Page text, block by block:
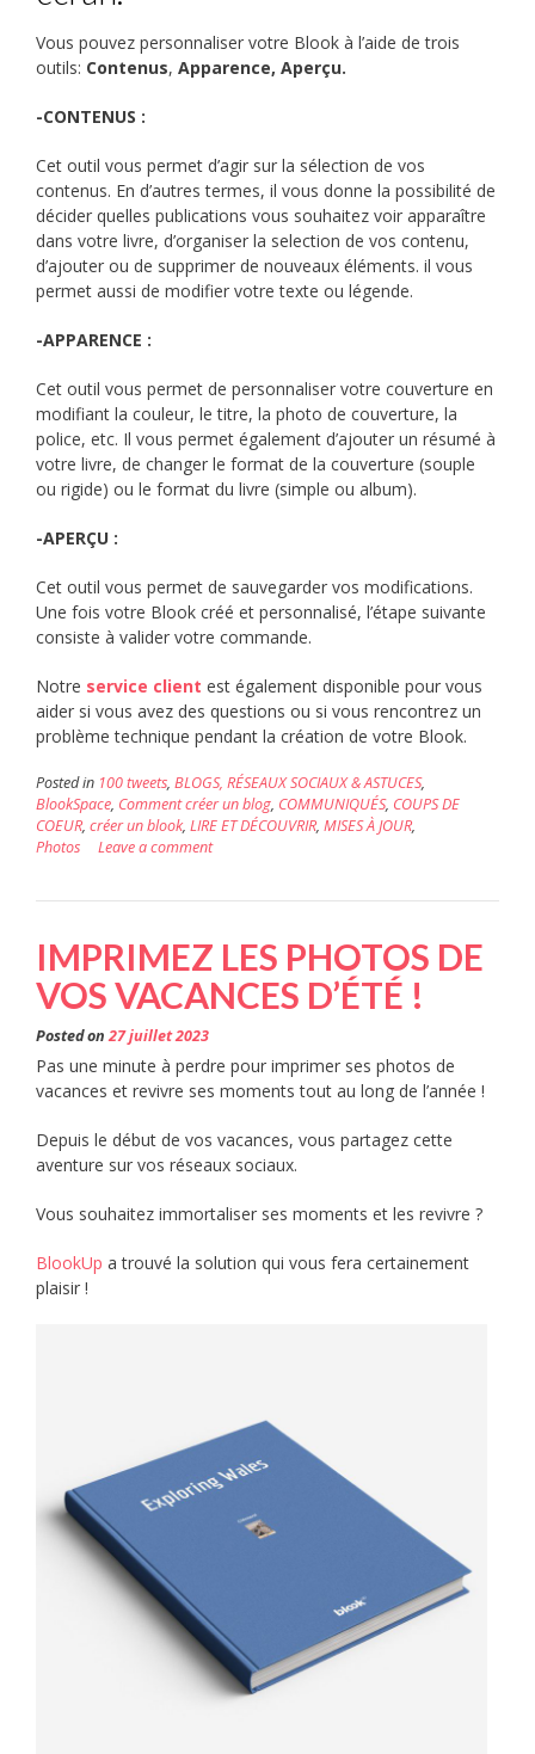
Vous pouvez personnaliser votre Blook à l’aide de trois
outils: Contenus, Apparence, Aperçu.
-CONTENUS :
Cet outil vous permet d’agir sur la sélection de vos
contenus. En d’autres termes, il vous donne la possibilité de
décider quelles publications vous souhaitez voir apparaître
dans votre livre, d’organiser la selection de vos contenu,
d’ajouter ou de supprimer de nouveaux éléments. il vous
permet aussi de modifier votre texte ou légende.
-APPARENCE :
Cet outil vous permet de personnaliser votre couverture en
modifiant la couleur, le titre, la photo de couverture, la
police, etc. Il vous permet également d’ajouter un résumé à
votre livre, de changer le format de la couverture (souple
ou rigide) ou le format du livre (simple ou album).
-APERÇU :
Cet outil vous permet de sauvegarder vos modifications.
Une fois votre Blook créé et personnalisé, l’étape suivante
consiste à valider votre commande.
Notre service client est également disponible pour vous
aider si vous avez des questions ou si vous rencontrez un
problème technique pendant la création de votre Blook.
Posted in 100 tweets, BLOGS, RÉSEAUX SOCIAUX & ASTUCES,
BlookSpace, Comment créer un blog, COMMUNIQUÉS, COUPS DE
COEUR, créer un blook, LIRE ET DÉCOUVRIR, MISES À JOUR,
Photos
Leave a comment
IMPRIMEZ LES PHOTOS DE
VOS VACANCES D’ÉTÉ !
Posted on27 juillet 2023
Pas une minute à perdre pour imprimer ses photos de
vacances et revivre ses moments tout au long de l’année !
Depuis le début de vos vacances, vous partagez cette
aventure sur vos réseaux sociaux.
Vous souhaitez immortaliser ses moments et les revivre ?
BlookUp a trouvé la solution qui vous fera certainement
plaisir !